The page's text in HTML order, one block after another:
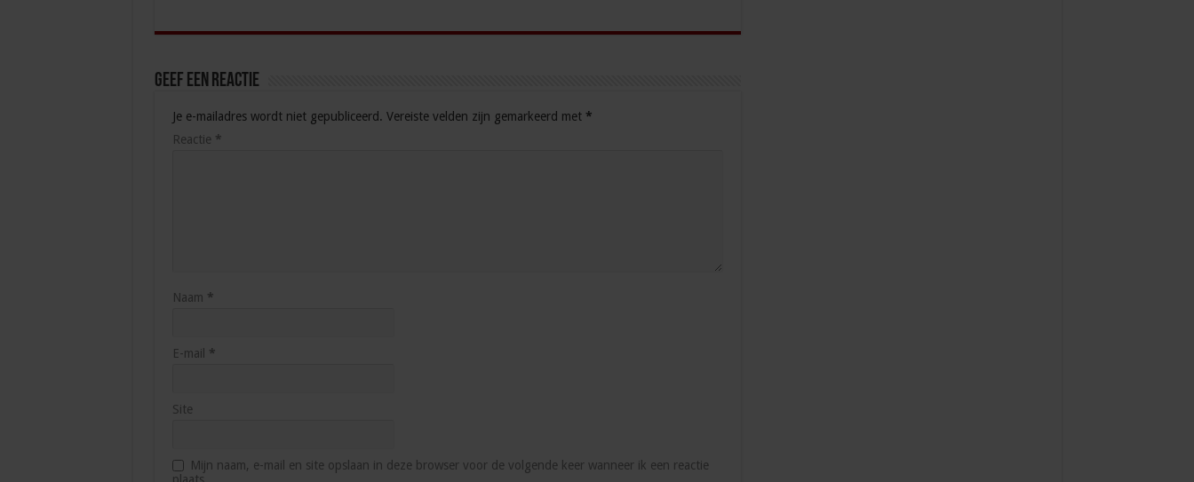
Geef een reactie
Je e-mailadres wordt niet gepubliceerd. Vereiste velden zijn gemarkeerd met *
Reactie *
Naam *
E-mail *
Site
Mijn naam, e-mail en site opslaan in deze browser voor de volgende keer wanneer ik een reactie